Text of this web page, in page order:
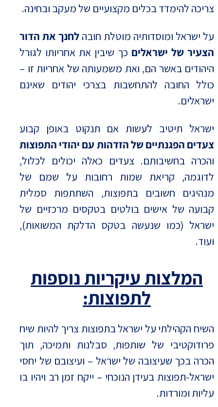
צריכה להימדד בכלים מקצועיים של מעקב ובחינה.
על ישראל ומוסדותיה מוטלת חובה לחנך את הדור
הצעיר של ישראלים כך שיבין את אחריותו לגורל
היהודים באשר הם, ואת משמעותה של אחריות זו –
כולל החובה להתחשבות בצרכי יהודים שאינם
ישראלים.
ישראל תיטיב לעשות אם תנקוט באופן קבוע
צעדים הפגנתיים של הזדהות עם יהודי התפוצות
והכרה בחשיבותם. צעדים כאלה יכולים לכלול,
לדוגמה, קריאת שמות רחובות על שמם של
מנהיגים חשובים בתפוצות, השתתפות סמלית
קבועה של אישים בולטים בטקסים מרכזיים של
ישראל (כמו שנעשה בטקס הדלקת המשואות),
ועוד.
המלצות עיקריות נוספות
לתפוצות:
השיח הקהילתי על ישראל בתפוצות צריך להיות שיח
פרודוקטיבי של שותפות, סבלנות ותמיכה, תוך
הכרה בכך שעיצובה של ישראל – ועיצובם של יחסי
ישראל-תפוצות בעידן הנוכחי – ייקח זמן רב ויהיו בו
עליות ומורדות.